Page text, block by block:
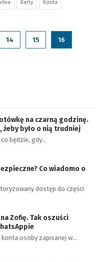
Karty Konta
14 15 16
na czarną godzinę.
było o nią trudniej
będzie, gdy…
Co wiadomo o
dostęp do części
Zofię. Tak oszuści
osoby zapisanej w…